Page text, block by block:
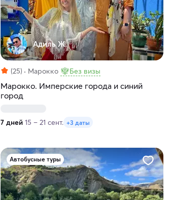
Адиль Ж.
(25) Марокко Без визы
Марокко. Имперские города и синий
город
7 дней 15 – 21 сент. +3 даты
Автобусные туры